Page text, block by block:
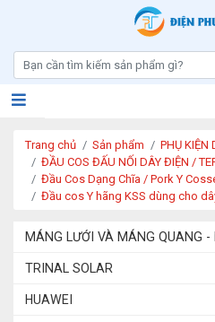
Trang chủ Sản phẩm
PHỤ KIỆN
ĐẦU COS ĐẤU NỐI DÂY ĐIỆN /
Đầu Cos Dạng Chĩa / Pork Y
Đầu cos Y hãng KSS dùng cho
MÁNG LƯỚI VÀ MÁNG QUANG
TRINAL SOLAR
HUAWEI